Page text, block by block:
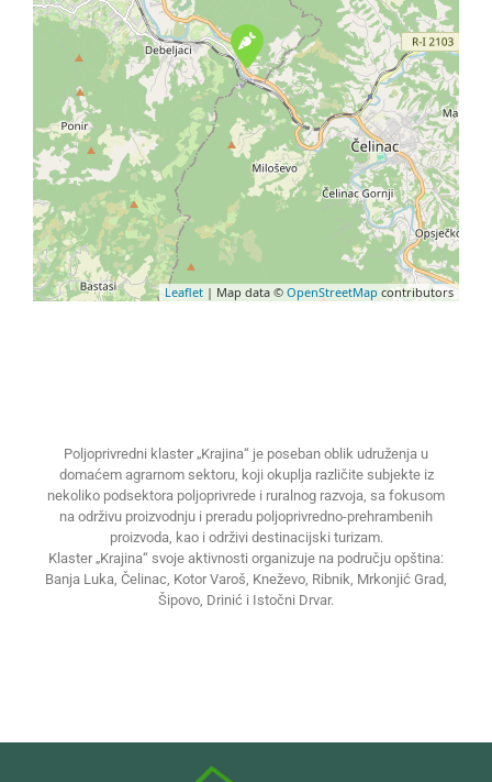
Leaflet | Map data © OpenStreetMap contributors
Poljoprivredni klaster „Krajina“ je poseban oblik udruženja u
domaćem agrarnom sektoru, koji okuplja različite subjekte iz
nekoliko podsektora poljoprivrede i ruralnog razvoja, sa fokusom
na održivu proizvodnju i preradu poljoprivredno-prehrambenih
proizvoda, kao i održivi destinacijski turizam.
Klaster „Krajina“ svoje aktivnosti organizuje na području opština:
Banja Luka, Čelinac, Kotor Varoš, Kneževo, Ribnik, Mrkonjić Grad,
Šipovo, Drinić i Istočni Drvar.